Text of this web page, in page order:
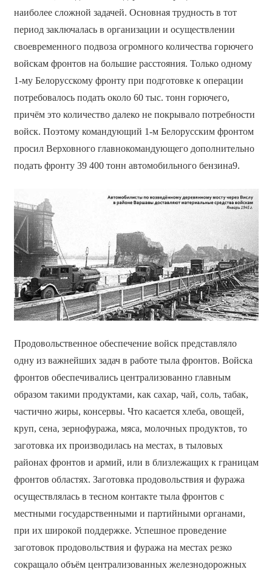
наиболее сложной задачей. Основная трудность в тот
период заключалась в организации и осуществлении
своевременного подвоза огромного количества горючего
войскам фронтов на большие расстояния. Только одному
1-му Белорусскому фронту при подготовке к операции
потребовалось подать около 60 тыс. тонн горючего,
причём это количество далеко не покрывало потребности
войск. Поэтому командующий 1-м Белорусским фронтом
просил Верховного главнокомандующего дополнительно
подать фронту 39 400 тонн автомобильного бензина9.
Продовольственное обеспечение войск представляло
одну из важнейших задач в работе тыла фронтов. Войска
фронтов обеспечивались централизованно главным
образом такими продуктами, как сахар, чай, соль, табак,
частично жиры, консервы. Что касается хлеба, овощей,
круп, сена, зернофуража, мяса, молочных продуктов, то
заготовка их производилась на местах, в тыловых
районах фронтов и армий, или в близлежащих к границам
фронтов областях. Заготовка продовольствия и фуража
осуществлялась в тесном контакте тыла фронтов с
местными государственными и партийными органами,
при их широкой поддержке. Успешное проведение
заготовок продовольствия и фуража на местах резко
сокращало объём централизованных железнодорожных